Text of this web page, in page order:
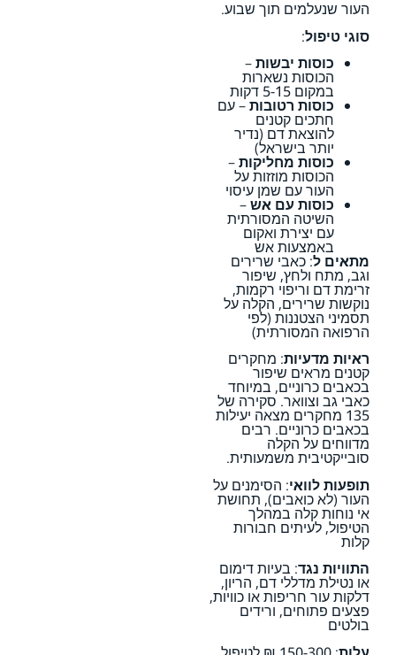
העור שנעלמים תוך שבוע.
סוגי טיפול:
כוסות יבשות–
הכוסות נשארות
במקום 5-15 דקות
כוסות רטובות– עם
חתכים קטנים
להוצאת דם (נדיר
יותר בישראל)
כוסות מחליקות–
הכוסות מוזזות על
העור עם שמן עיסוי
כוסות עם אש–
השיטה המסורתית
עם יצירת ואקום
באמצעות אש
מתאים ל: כאבי שרירים
וגב, מתח ולחץ, שיפור
זרימת דם וריפוי רקמות,
נוקשות שרירים, הקלה על
תסמיני הצטננות (לפי
הרפואה המסורתית)
ראיות מדעיות: מחקרים
קטנים מראים שיפור
בכאבים כרוניים, במיוחד
כאבי גב וצוואר. סקירה של
135 מחקרים מצאה יעילות
בכאבים כרוניים. רבים
מדווחים על הקלה
סובייקטיבית משמעותית.
תופעות לוואי: הסימנים על
העור (לא כואבים), תחושת
אי נוחות קלה במהלך
הטיפול, לעיתים חבורות
קלות
התוויות נגד: בעיות דימום
או נטילת מדללי דם, הריון,
דלקות עור חריפות או כוויות,
פצעים פתוחים, ורידים
בולטים